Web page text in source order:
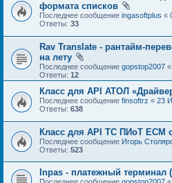
формата списков
Последнее сообщение ingasoftplus «
Ответы: 33
Rav Translate - рантайм-
на лету
Последнее сообщение gopstop2007 «
Ответы: 12
Класс для API АТОЛ
Последнее сообщение finsoftrz « 23
Ответы: 638
Класс для API ТС ПИоТ ЕСМ
Последнее сообщение Игорь
Ответы: 523
Inpas - платежный терминал